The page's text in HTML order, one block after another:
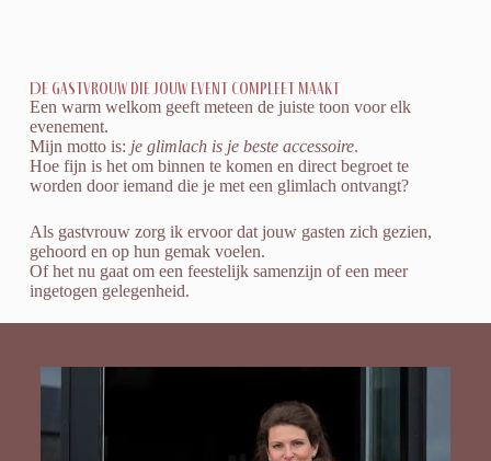
De gastvrouw die jouw event compleet maakt
Een warm welkom geeft meteen de juiste toon voor elk
evenement.
Mijn motto is: je glimlach is je beste accessoire.
Hoe fijn is het om binnen te komen en direct begroet te
worden door iemand die je met een glimlach ontvangt?
Als gastvrouwzorg ik ervoor dat jouw gasten zich gezien,
gehoord en op hun gemak voelen.
Of het nu gaat om een feestelijk samenzijn of een meer
ingetogen gelegenheid.